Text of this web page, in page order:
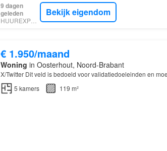
9 dagen
geleden
HUUREXPERT
Bekijk eigendom
€ 1.950/maand
Woning in Oosterhout, Noord-Brabant
X/Twitter Dit veld is bedoeld voor validatiedoeleinden en
5 kamers 119 m²